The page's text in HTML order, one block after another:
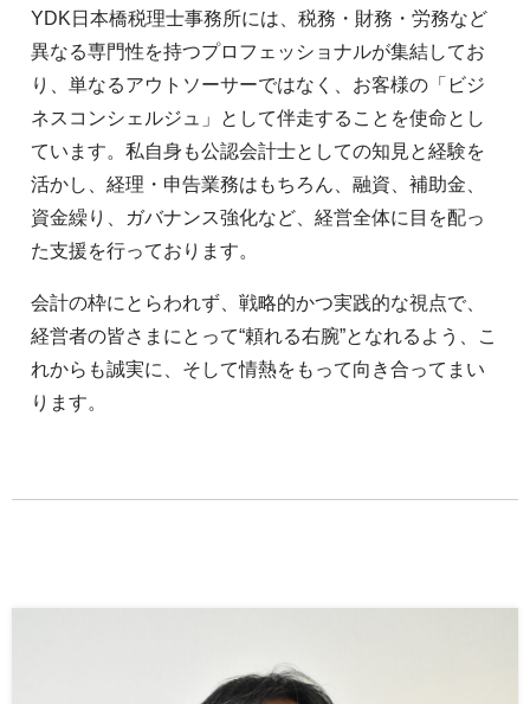
YDK日本橋税理士事務所には、税務・財務・労務など
異なる専門性を持つプロフェッショナルが集結してお
り、単なるアウトソーサーではなく、お客様の「ビジ
ネスコンシェルジュ」として伴走することを使命とし
ています。私自身も公認会計士としての知見と経験を
活かし、経理・申告業務はもちろん、融資、補助金、
資金繰り、ガバナンス強化など、経営全体に目を配っ
た支援を行っております。
会計の枠にとらわれず、戦略的かつ実践的な視点で、
経営者の皆さまにとって“頼れる右腕”となれるよう、こ
れからも誠実に、そして情熱をもって向き合ってまい
ります。